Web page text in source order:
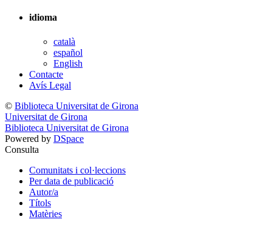
idioma
català
español
English
Contacte
Avís Legal
© Biblioteca Universitat de Girona
Universitat de Girona
Biblioteca Universitat de Girona
Powered by DSpace
Consulta
Comunitats i col·leccions
Per data de publicació
Autor/a
Títols
Matèries